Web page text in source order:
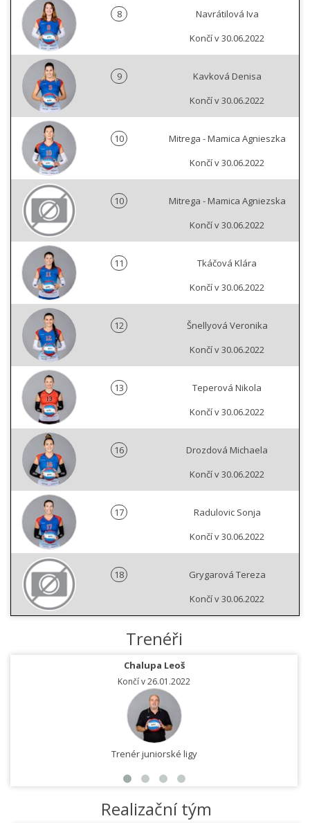
8
Navrátilová Iva
Končí v 30.06.2022
9
Kavková Denisa
Končí v 30.06.2022
10
Mitrega - Mamica Agnieszka
Končí v 30.06.2022
10
Mitrega - Mamica Agniezska
Končí v 30.06.2022
11
Tkáčová Klára
Končí v 30.06.2022
12
Šnellyová Veronika
Končí v 30.06.2022
13
Teperová Nikola
Končí v 30.06.2022
16
Drozdová Michaela
Končí v 30.06.2022
17
Radulovic Sonja
Končí v 30.06.2022
18
Grygarová Tereza
Končí v 30.06.2022
Trenéři
Chalupa Leoš
Končí v 26.01.2022
Trenér juniorské ligy
Realizační tým